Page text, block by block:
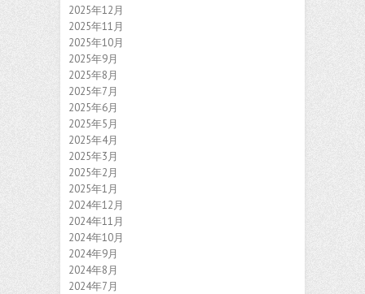
2025年12月
2025年11月
2025年10月
2025年9月
2025年8月
2025年7月
2025年6月
2025年5月
2025年4月
2025年3月
2025年2月
2025年1月
2024年12月
2024年11月
2024年10月
2024年9月
2024年8月
2024年7月